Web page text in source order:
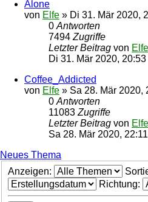
Alone
von Elfe » Di 31. Mär 2020,
0 Antworten
7494 Zugriffe
Letzter Beitrag von Elfe
Di 31. Mär 2020, 20:53
Coffee_Addicted
von Elfe » Sa 28. Mär 2020,
0 Antworten
11083 Zugriffe
Letzter Beitrag von Elfe
Sa 28. Mär 2020, 22:11
Neues Thema
Anzeigen:
Richtung: